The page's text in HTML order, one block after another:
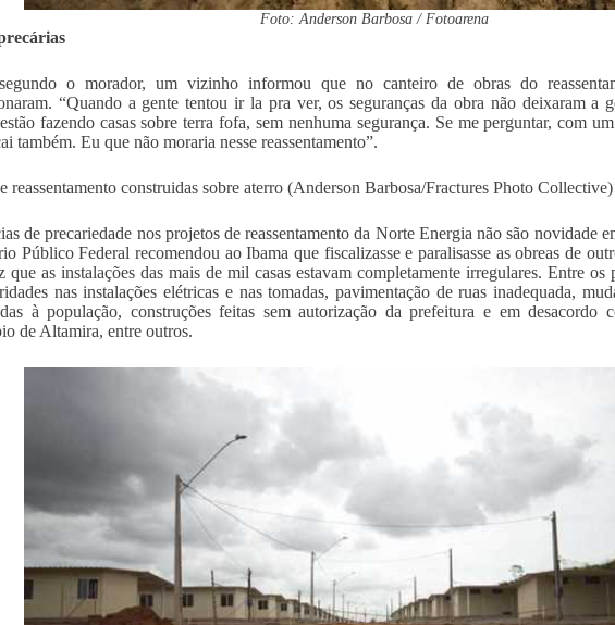
Foto: Anderson Barbosa / Fotoarena
o morador, um vizinho informou que no canteiro de obras do
“Quando a gente tentou ir la pra ver, os seguranças da obra não deixaram a
fazendo casas sobre terra fofa, sem nenhuma segurança. Se me perguntar, com
também. Eu que não moraria nesse reassentamento”.
reassentamento construidas sobre aterro (Anderson Barbosa/Fractures Photo Collective)
de precariedade nos projetos de reassentamento da Norte Energia não são novidade
Público Federal recomendou ao Ibama que fiscalizasse e paralisasse as obreas de
que as instalações das mais de mil casas estavam completamente irregulares. Entre os
nas instalações elétricas e nas tomadas, pavimentação de ruas inadequada,
à população, construções feitas sem autorização da prefeitura e em
de Altamira, entre outros.